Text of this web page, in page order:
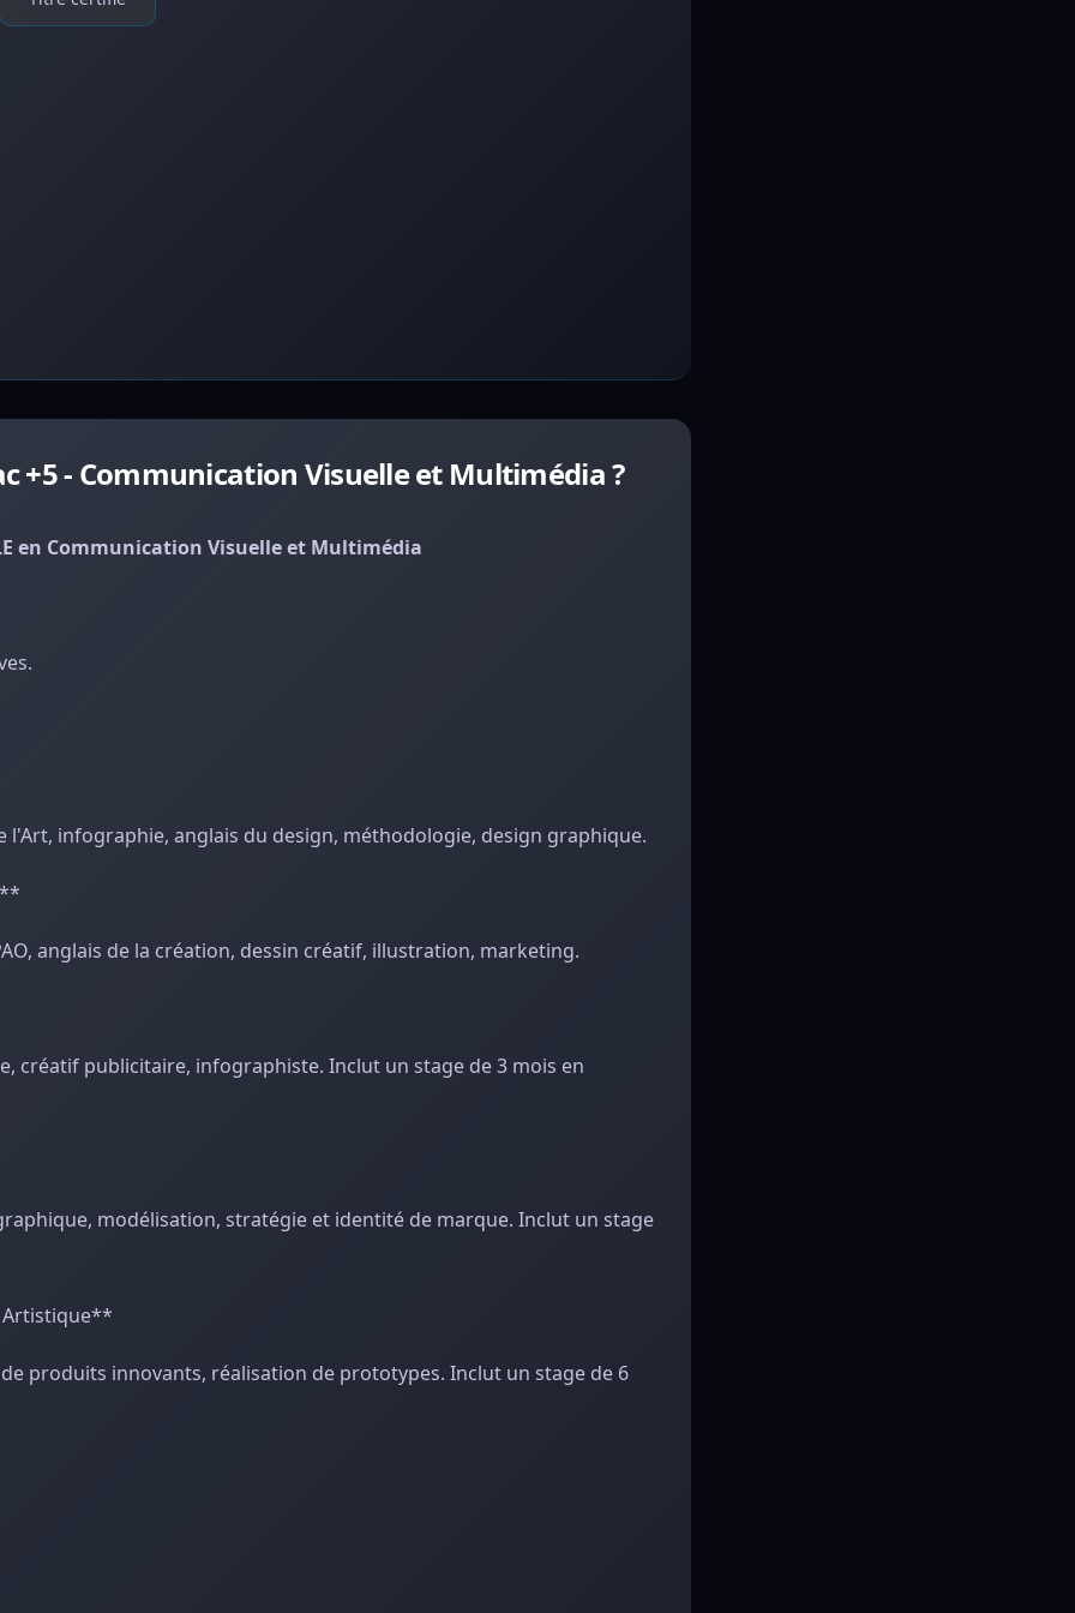
+5 - Communication Visuelle et Multimédia ?
en Communication Visuelle et Multimédia
l'Art, infographie, anglais du design, méthodologie, design graphique.
anglais de la création, dessin créatif, illustration, marketing.
créatif publicitaire, infographiste. Inclut un stage de 3 mois en
modélisation, stratégie et identité de marque. Inclut un stage
Artistique**
produits innovants, réalisation de prototypes. Inclut un stage de 6